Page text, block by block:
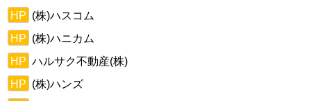
HP (株)ハスコム
HP (株)ハニカム
HP ハルサク不動産(株)
HP (株)ハンズ